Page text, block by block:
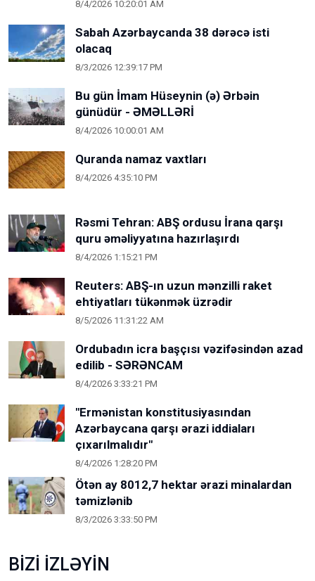
8/4/2026 10:20:01 AM
Sabah Azərbaycanda 38 dərəcə isti
olacaq
8/3/2026 12:39:17 PM
Bu gün İmam Hüseynin (ə) Ərbəin
günüdür - ƏMƏLLƏRİ
8/4/2026 10:00:01 AM
Quranda namaz vaxtları
8/4/2026 4:35:10 PM
Rəsmi Tehran: ABŞ ordusu İrana qarşı
quru əməliyyatına hazırlaşırdı
8/4/2026 1:15:21 PM
Reuters: ABŞ-ın uzun mənzilli raket
ehtiyatları tükənmək üzrədir
8/5/2026 11:31:22 AM
Ordubadın icra başçısı vəzifəsindən azad
edilib - SƏRƏNCAM
8/4/2026 3:33:21 PM
"Ermənistan konstitusiyasından
Azərbaycana qarşı ərazi iddiaları
çıxarılmalıdır"
8/4/2026 1:28:20 PM
Ötən ay 8012,7 hektar ərazi minalardan
təmizlənib
8/3/2026 3:33:50 PM
BİZİ İZLƏYİN